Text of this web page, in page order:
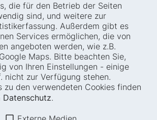
die für den Betrieb der Seiten
sind, und weitere zur
Außerdem gibt es
Services ermöglichen, die von
angeboten werden, wie z.B.
Maps. Bitte beachten Sie,
von Ihren Einstellungen - einige
nicht zur Verfügung stehen.
zu den verwendeten Cookies finden
Datenschutz.
Blog
Presse
Termine
Barrierefreiheit
Transparenz
Glossar
Impressum